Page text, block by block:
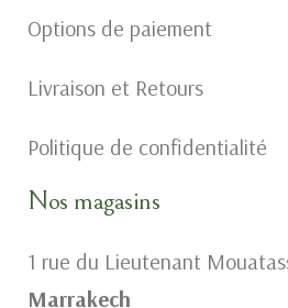
Options de paiement
Livraison et Retours
Politique de confidentialité
Nos magasins
1 rue du Lieutenant
Marrakech